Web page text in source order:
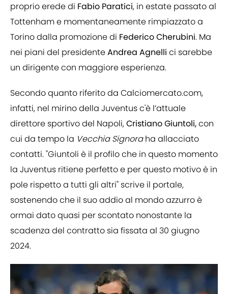
proprio erede di Fabio Paratici, in estate passato al
Tottenham e momentaneamente rimpiazzato a
Torino dalla promozione di Federico Cherubini. Ma
nei piani del presidenteAndrea Agnelli ci sarebbe
un dirigente con maggiore esperienza.
Secondo quanto riferito da Calciomercato.com,
infatti, nel mirino della Juventus c'è l’attuale
direttore sportivo del Napoli,Cristiano Giuntoli,con
cui da tempo la Vecchia Signoraha allacciato
contatti. "Giuntoli è il profilo che in questo momento
la Juventus ritiene perfetto e per questo motivo è in
pole rispetto a tutti gli altri" scrive il portale,
sostenendo che il suo addio al mondo azzurro è
ormai dato quasi per scontato nonostante la
scadenza del contratto sia fissata al 30 giugno
2024.